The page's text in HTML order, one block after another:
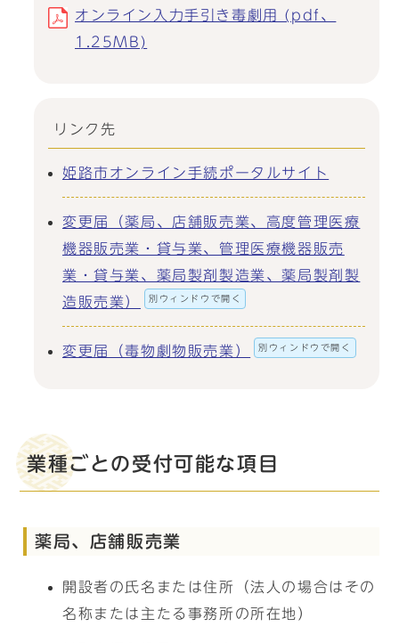
オンライン入力手引き毒劇用 (pdf、
1.25MB)
リンク先
姫路市オンライン手続ポータルサイト
変更届（薬局、店舗販売業、高度管理医療
機器販売業・貸与業、管理医療機器販売
業・貸与業、薬局製剤製造業、薬局製剤製
造販売業）
別ウィンドウで開く
変更届（毒物劇物販売業） 別ウィンドウで開く
業種ごとの受付可能な項目
薬局、店舗販売業
開設者の氏名または住所（法人の場合はその
名称または主たる事務所の所在地）